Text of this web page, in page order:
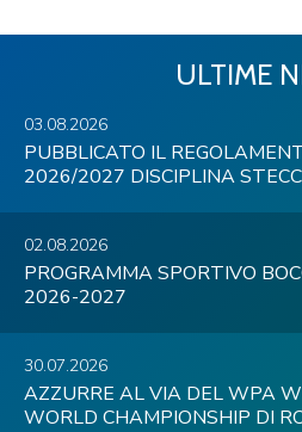
ULTIME
03.08.2026
PUBBLICATO IL
2026/2027 DISCIPLINA
02.08.2026
PROGRAMMA SPORTIVO
2026-2027
30.07.2026
AZZURRE AL VIA DEL WPA
WORLD CHAMPIONSHIP DI